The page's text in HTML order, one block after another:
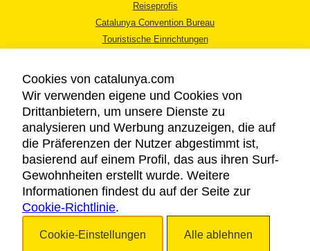
Reiseprofis
Catalunya Convention Bureau
Touristische Einrichtungen
RECHTLICHER HINWEIS
DATENSCHUTZICHTLINIE
COOKIES
BARRIEREFREIHEIT
Cookies von catalunya.com
Wir verwenden eigene und Cookies von
Drittanbietern, um unsere Dienste zu
analysieren und Werbung anzuzeigen, die auf
die Präferenzen der Nutzer abgestimmt ist,
basierend auf einem Profil, das aus ihren Surf-
Gewohnheiten erstellt wurde. Weitere
Informationen findest du auf der Seite zur
Cookie-Richtlinie.
Cookie-Einstellungen Alle ablehnen